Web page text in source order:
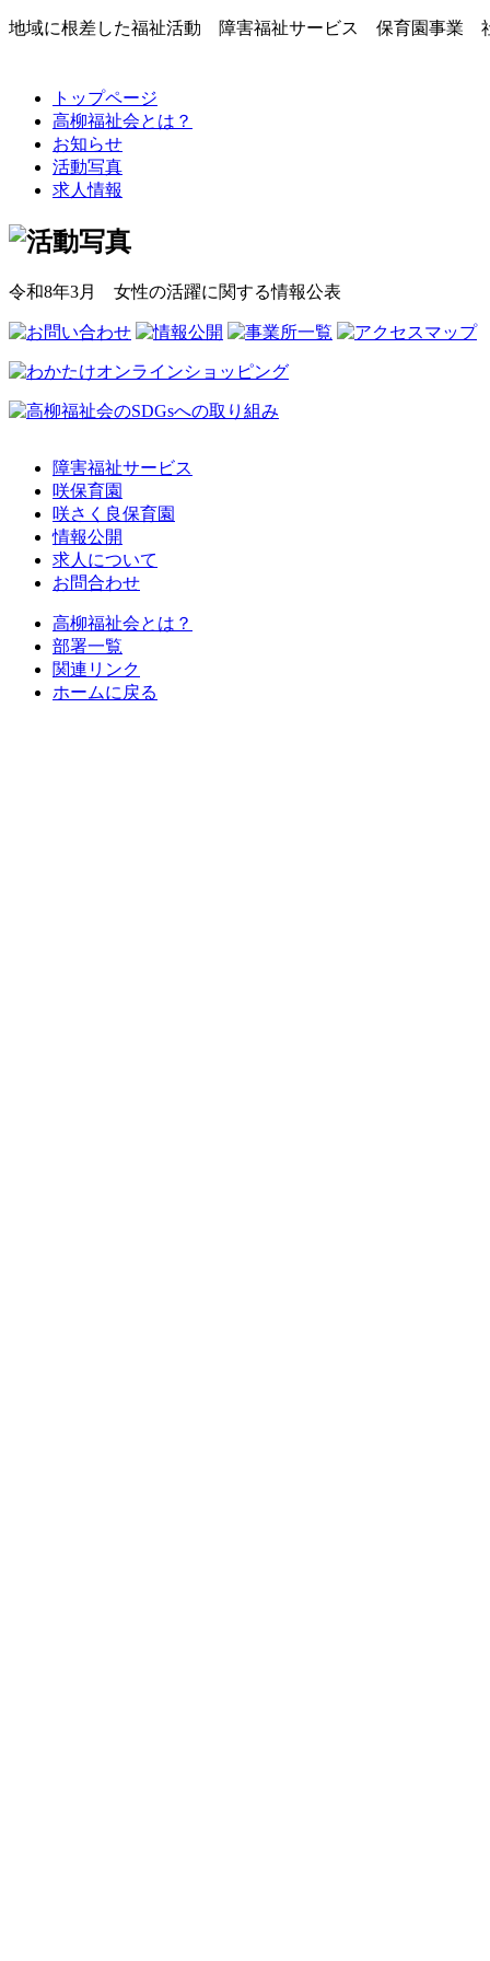
地域に根差した福祉活動 障害福祉サービス 保育園事業
トップページ
高柳福祉会とは？
お知らせ
活動写真
求人情報
令和8年3月 女性の活躍に関する情報公表
障害福祉サービス
咲保育園
咲さく良保育園
情報公開
求人について
お問合わせ
高柳福祉会とは？
部署一覧
関連リンク
ホームに戻る